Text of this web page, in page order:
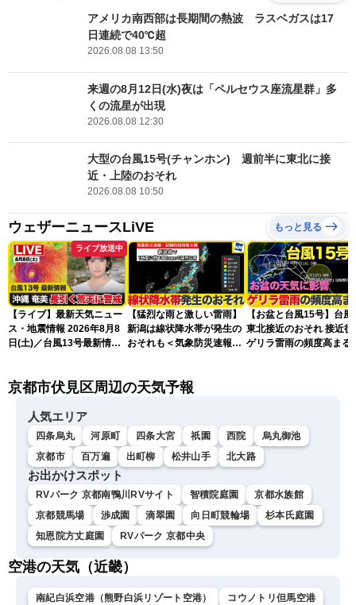
アメリカ南西部は長期間の熱波 ラスベガスは17
日連続で40℃超
2026.08.08 13:50
来週の8月12日(水)夜は「ペルセウス座流星群」多
くの流星が出現
2026.08.08 12:30
大型の台風15号(チャンホン) 週前半に東北に接
近・上陸のおそれ
2026.08.08 10:50
ウェザーニュースLiVE もっと見る
ライブ放送中
【ライブ】最新天気ニュー
ス・地震情報 2026年8月8
日(土)／台風13号最新情
フタヌーン・山岸愛梨／芳
【猛烈な雨と激しい雷雨】
新潟は線状降水帯が発生の
おそれも＜気象防災速報・
【お盆と台風15号】台風
東北接近のおそれ 接近後
ゲリラ雷雨の頻度高まる
京都市伏見区周辺の天気予報
人気エリア
四条烏丸 河原町 四条大宮 祇園 西院
烏丸御池
京都市
百万遍 出町柳 松井山手 北大路
お出かけスポット
RVパーク 京都南鴨川RVサイト 智積院庭園
京都水族館
京都競馬場
渉成園 滴翠園 向日町競輪場
杉本氏庭園
知恩院方丈庭園
RVパーク 京都中央
空港の天気（近畿）
南紀白浜空港（熊野白浜リゾート空港） コウノトリ但馬空港